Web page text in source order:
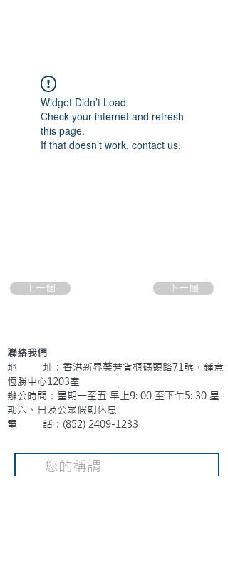
Widget Didn’t Load
Check your internet and refresh
this page.
If that doesn’t work, contact us.
上一個 下一個
聯絡我們
地 址：香港新界葵芳貨櫃碼頭路71號，鍾意
恆勝中心1203室
辦公時間：星期一至五 早上9: 00 至下午5: 30 星
期六、日及公眾假期休息
電 話：(852) 2409-1233